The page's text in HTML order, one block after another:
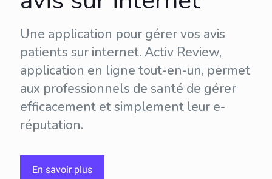
Une application pour gérer vos avis
patients sur internet. Activ Review,
application en ligne tout-en-un, permet
aux professionnels de santé de gérer
efficacement et simplement leur e-
réputation.
En savoir plus